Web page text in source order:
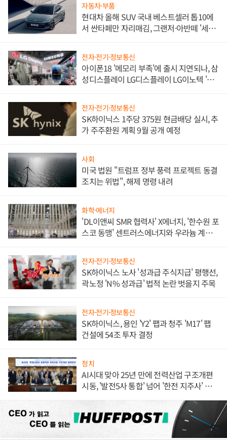
자동차·부품
현대차 올해 SUV 국내 베스트셀러 톱10에
서 싼타페만 자리매김, 그랜저·아반떼 '세단
전자·전기·정보통신
아이폰18 '메모리 부족'에 출시 지연되나, 삼
성디스플레이 LG디스플레이 LG이노텍 '탈
전자·전기·정보통신
SK하이닉스 1주당 375원 현금배당 실시, 추
가 주주환원 계획 9월 공개 예정
사회
미국 법원 "트럼프 정부 풍력 프로젝트 동결
조치는 위법", 해제 명령 내려
화학·에너지
'DL이앤씨 SMR 협력사' X에너지, '한수원 포
스코 동맹' 센트러스에너지와 우라늄 계약
전자·전기·정보통신
SK하이닉스 노사 '성과급 주식지급' 평행선,
곽노정 'N% 성과급' 법적 논란 벗을지 주목
전자·전기·정보통신
SK하이닉스, 용인 'Y2' 팹과 청주 'M17' 팹
건설에 54조 투자 결정
정치
AI시대 맞아 25년 만에 전력산업 구조개편
시동, '발전5사 통합' 넘어 '한전 지주사' 재편